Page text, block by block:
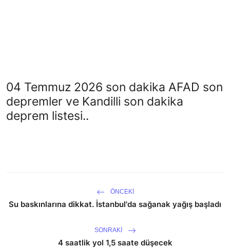
04 Temmuz 2026 son dakika AFAD son
depremler ve Kandilli son dakika
deprem listesi..
ÖNCEKI
Su baskınlarına dikkat. İstanbul'da sağanak yağış başladı
SONRAKI
4 saatlik yol 1,5 saate düşecek